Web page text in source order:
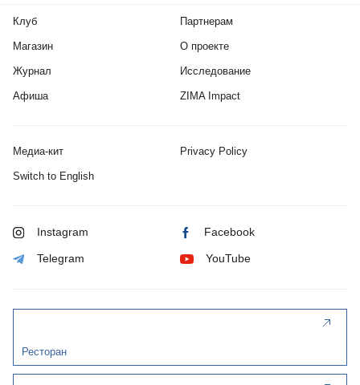
Клуб
Магазин
Журнал
Афиша
Партнерам
О проекте
Исследование
ZIMA Impact
Медиа-кит Privacy Policy
Switch to English
Instagram Facebook
Telegram YouTube
Ресторан